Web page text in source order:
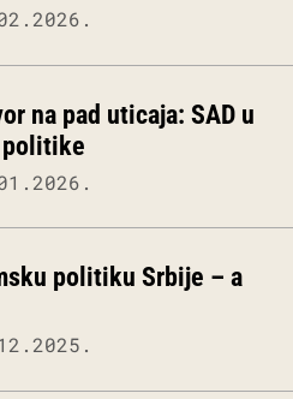
na pad uticaja: SAD u
politike
politiku Srbije – a